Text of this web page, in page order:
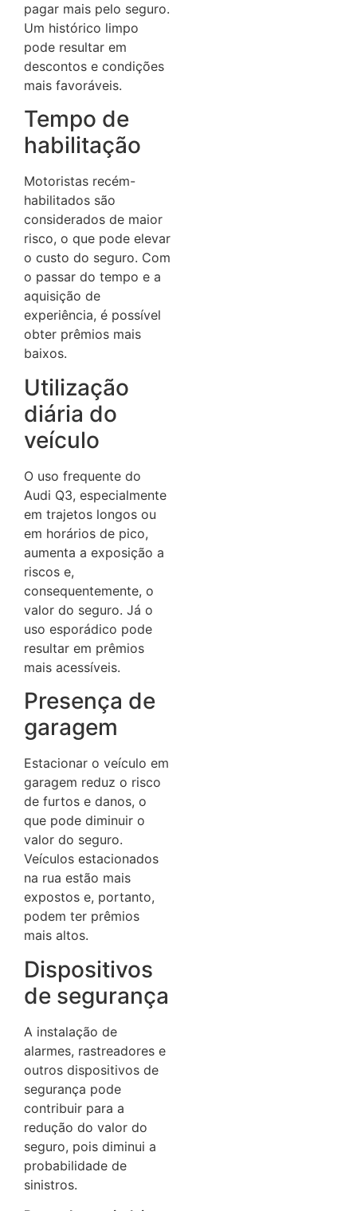
pagar mais pelo seguro.
Um histórico limpo
pode resultar em
descontos e condições
mais favoráveis.
Tempo de
habilitação
Motoristas recém-
habilitados são
considerados de maior
risco, o que pode elevar
o custo do seguro. Com
o passar do tempo e a
aquisição de
experiência, é possível
obter prêmios mais
baixos.
Utilização
diária do
veículo
O uso frequente do
Audi Q3, especialmente
em trajetos longos ou
em horários de pico,
aumenta a exposição a
riscos e,
consequentemente, o
valor do seguro. Já o
uso esporádico pode
resultar em prêmios
mais acessíveis.
Presença de
garagem
Estacionar o veículo em
garagem reduz o risco
de furtos e danos, o
que pode diminuir o
valor do seguro.
Veículos estacionados
na rua estão mais
expostos e, portanto,
podem ter prêmios
mais altos.
Dispositivos
de segurança
A instalação de
alarmes, rastreadores e
outros dispositivos de
segurança pode
contribuir para a
redução do valor do
seguro, pois diminui a
probabilidade de
sinistros.